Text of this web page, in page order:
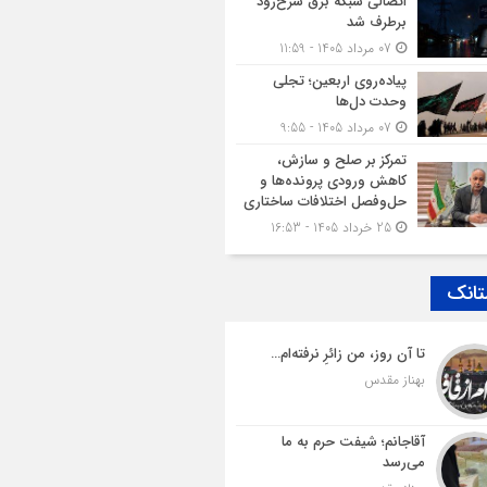
برطرف شد
پیاده‌روی اربعین؛ تجلی
وحدت دل‌ها
تمرکز بر صلح و سازش،
کاهش ورودی پرونده‌ها و
حل‌وفصل اختلافات ساختاری
تا آن روز، من زائرِ نرفته‌ام…
بهناز مقدس
آقاجانم؛ شیفت حرم به ما
می‌رسد